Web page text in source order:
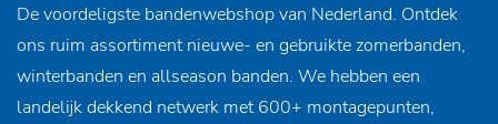
De voordeligste bandenwebshop van Nederland. Ontdek
ons ruim assortiment nieuwe- en gebruikte zomerbanden,
winterbanden en allseason banden. We hebben een
landelijk dekkend netwerk met 600+ montagepunten,